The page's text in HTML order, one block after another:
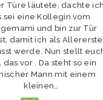
Türe läutete, dachte ich
sei eine Kollegin vom
und bin zur Tür
damit ich als Allererste
werde. Nun stellt
das vor . Da steht so ein
Mann mit einem
kleinen…